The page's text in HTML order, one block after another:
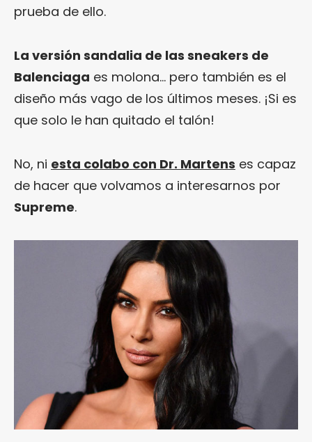
prueba de ello.
La versión sandalia de las sneakers de
Balenciaga es molona… pero también es el
diseño más vago de los últimos meses. ¡Si es
que solo le han quitado el talón!
No, ni esta colabo con Dr. Martens es capaz
de hacer que volvamos a interesarnos por
Supreme.